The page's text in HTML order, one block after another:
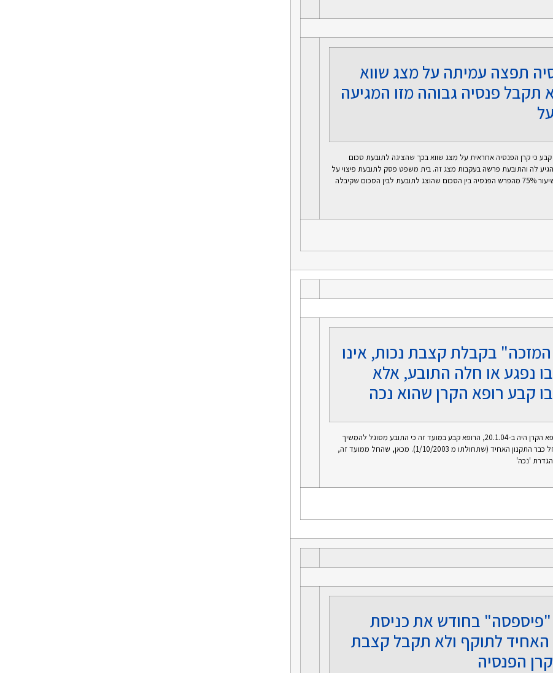
תפצה עמיתה על מצג שווא
תקבל פנסיה גבוהה מזו המגיעה
כי קרן הפנסיה אחראית על מצג שווא בכך שהציגה לתובעת סכום
לה והתובעת פרשה בעקבות מצג זה. בית משפט פסק לתובעת פיצוי על
הנזק שנגרם לה בשיעור 75% מהפרש הפנסיה בין הסכום שהוצג לתובעת לבין הסכום שקיבלה
המזכה" בקבלת קצבת נכות, אינו
נפגע או חלה התובע, אלא
קבע רופא הקרן שהוא נכה
יום מתן החלטת רופא הקרן היה ב-20.1.04, הרופא קבע במועד זה כי התובע מסוגל להמשיך
לעבוד. במועד זה חל כבר התקנון האחיד (שתחולתו מ 1/10/2003). מכאן, שהחל ממועד זה,
'נכה'
בחודש את כניסת
האחיד לתוקף ולא תקבל קצבת
הפנסיה